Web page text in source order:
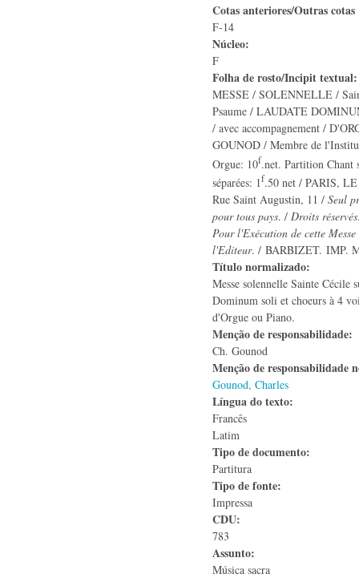
Cotas anteriores/Outras
F-14
Núcleo:
F
Folha de rosto/Incipit
MESSE / SOLENNELLE /
Psaume / LAUDATE
/ avec accompagnement /
GOUNOD / Membre de
Orgue: 10f.net. Partition Chant
séparées: 1f.50 net / PARIS,
Rue Saint Augustin, 11 / Seul
pour tous pays. / Droits réservés
Pour l'Exécution de cette
l'Editeur. / BARBIZET. IMP.
Título normalizado:
Messe solennelle Sainte Cécile
Dominum soli et choeurs à 4
d'Orgue ou Piano.
Menção de responsabilidade:
Ch. Gounod
Menção de responsabilidade
Gounod, Charles
Língua do texto:
Francês
Latim
Tipo de documento:
Partitura
Tipo de fonte:
Impressa
CDU:
783
Assunto:
Música sacra